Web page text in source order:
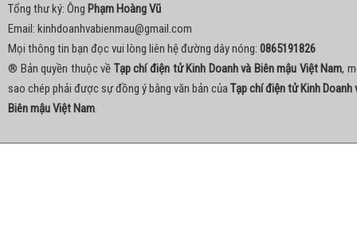
Tổng thư ký: Ông Phạm Hoàng Vũ
Email: kinhdoanhvabienmau@gmail.com
Mọi thông tin bạn đọc vui lòng liên hệ đường dây nóng: 0865191826
® Bản quyền thuộc về Tạp chí điện tử Kinh Doanh và Biên mậu Việt Nam,
sao chép phải được sự đồng ý bằng văn bản củaTạp chí điện tử Kinh Doanh
Biên mậu Việt Nam.